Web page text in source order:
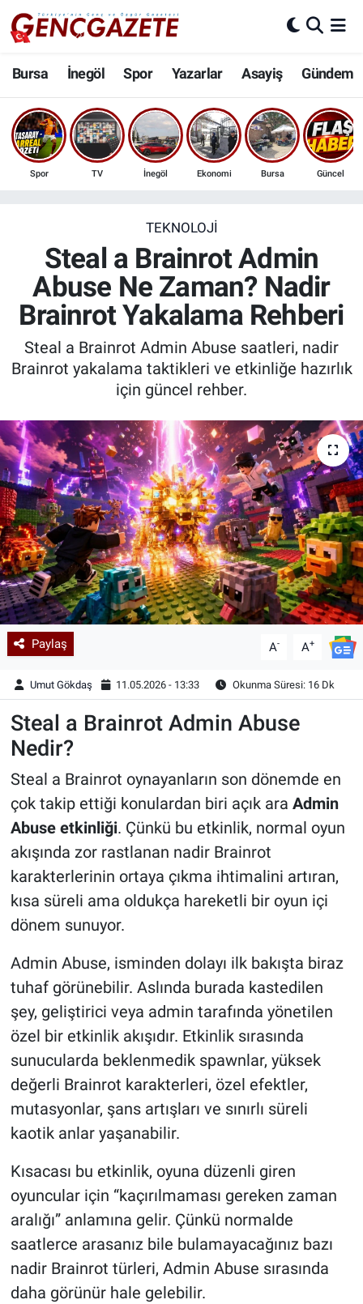
Bursa İnegöl Spor Yazarlar Asayiş Gündem
Spor TV İnegöl Ekonomi Bursa Güncel
TEKNOLOJI
Steal a Brainrot Admin
Abuse Ne Zaman? Nadir
Brainrot Yakalama Rehberi
Steal a Brainrot Admin Abuse saatleri, nadir
Brainrot yakalama taktikleri ve etkinliğe hazırlık
için güncel rehber.
Paylaş A- A+
Umut Gökdaş 11.05.2026 - 13:33 Okunma Süresi: 16 Dk
Steal a Brainrot Admin Abuse
Nedir?
Steal a Brainrot oynayanların son dönemde en
çok takip ettiği konulardan biri açık ara Admin
Abuse etkinliği. Çünkü bu etkinlik, normal oyun
akışında zor rastlanan nadir Brainrot
karakterlerinin ortaya çıkma ihtimalini artıran,
kısa süreli ama oldukça hareketli bir oyun içi
dönem sunuyor.
Admin Abuse, isminden dolayı ilk bakışta biraz
tuhaf görünebilir. Aslında burada kastedilen
şey, geliştirici veya admin tarafında yönetilen
özel bir etkinlik akışıdır. Etkinlik sırasında
sunucularda beklenmedik spawnlar, yüksek
değerli Brainrot karakterleri, özel efektler,
mutasyonlar, şans artışları ve sınırlı süreli
kaotik anlar yaşanabilir.
Kısacası bu etkinlik, oyuna düzenli giren
oyuncular için “kaçırılmaması gereken zaman
aralığı” anlamına gelir. Çünkü normalde
saatlerce arasanız bile bulamayacağınız bazı
nadir Brainrot türleri, Admin Abuse sırasında
daha görünür hale gelebilir.
Bursa
İnegöl
3.SAYFA
Ekonomi
Güncel
İnanç
Kadın & Aile
Kültür & Sanat
Sağlık
Siyaset
Teknoloji
Yazarlar
Astroloji-Rüya
Nöbetçi Eczaneler
Hava Durumu
Trafik Durumu
Son Dakika Haberleri
Haber Arşivi